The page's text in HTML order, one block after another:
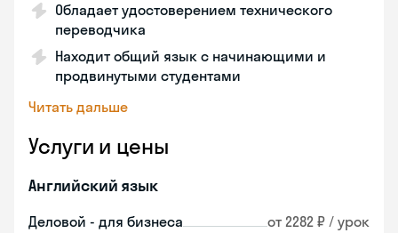
Обладает удостоверением технического
переводчика
Находит общий язык с начинающими и
продвинутыми студентами
Читать дальше
Услуги и цены
Английский язык
Деловой - для бизнеса от 2282 ₽ / урок